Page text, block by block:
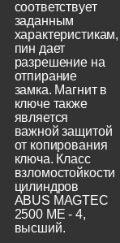
соответствует
заданным
характеристикам,
пин дает
разрешение на
отпирание
замка. Магнит в
ключе также
является
важной защитой
от копирования
ключа. Класс
взломостойкости
цилиндров
ABUS MAGTEC
2500 ME - 4,
высший.